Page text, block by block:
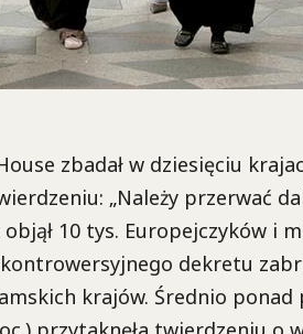
zbadał w dziesięciu
„Należy przerwać
10 tys. Europejczyków i
dekretu
krajów. Średnio ponad